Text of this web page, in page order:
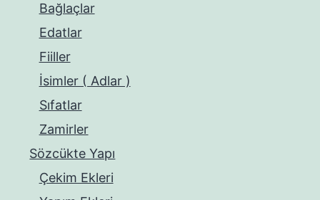
Bağlaçlar
Edatlar
Fiiller
İsimler ( Adlar )
Sıfatlar
Zamirler
Sözcükte Yapı
Çekim Ekleri